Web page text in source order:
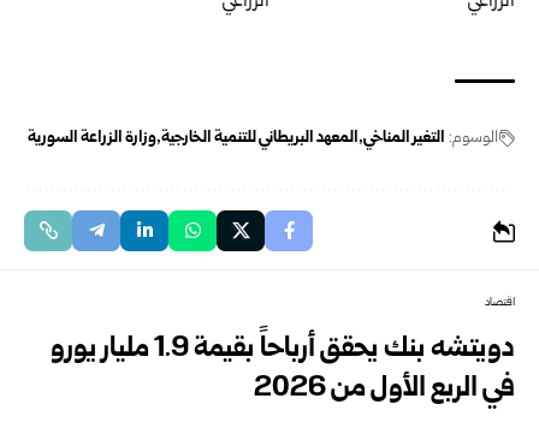
الوسوم: التغير المناخي المعهد البريطاني للتنمية الخارجية وزارة الزراعة السورية
اقتصاد
دويتشه بنك يحقق أرباحاً بقيمة 1.9 مليار يورو
في الربع الأول من 2026